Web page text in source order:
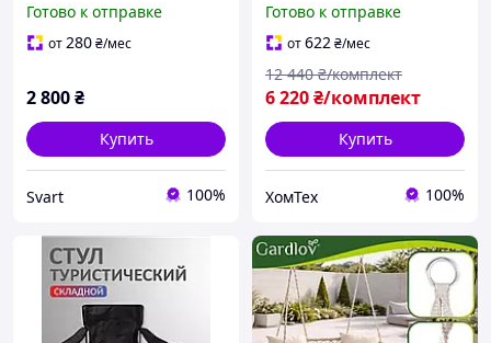
-stunning-products-for-
life-
Готово к отправке
от280₴/мес
2 800₴
Купить
Svart 100%
террасы. Уличная
мебель. Дачная мебель
для сада
Готово к отправке
от622₴/мес
6 220₴/комплект
12 440 ₴/комплект
Купить
ХомТех 100%